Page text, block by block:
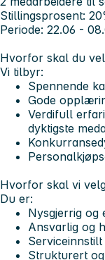
Stillingsprosent:
Periode: 22.06 -
Hvorfor skal du
Vi tilbyr:
Spennende
Gode
Verdifull
dyktigste
Hvorfor skal vi
Du er:
Nysgjerrig og
Ansvarlig og
Strukturert